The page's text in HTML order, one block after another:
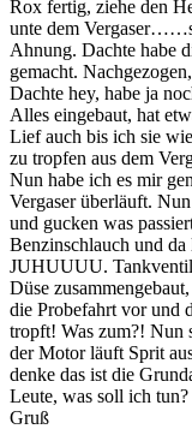
Rox fertig, ziehe den
unte dem
Ahnung. Dachte habe
gemacht.
Dachte hey, habe ja
Alles eingebaut, hat
Lief auch bis ich sie
zu tropfen aus dem
Nun habe ich es mir
Vergaser überläuft.
und gucken was
Benzinschlauch und
JUHUUUU.
Düse
die Probefahrt vor
tropft! Was zum?! Nun
der Motor läuft Sprit
denke das ist die
Leute, was soll ich tun?
Gruß